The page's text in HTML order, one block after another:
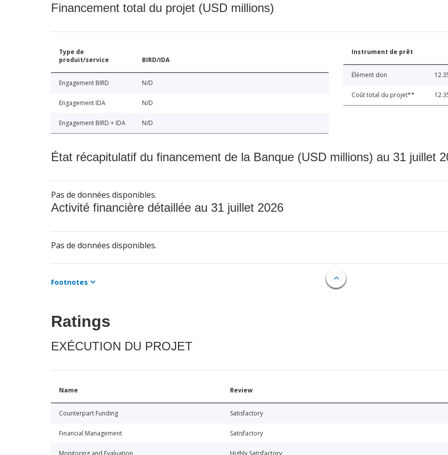
Financement total du projet (USD millions)
Type de
produit/service
BIRD/IDA
Engagement BIRD N/D
Engagement IDA N/D
Engagement BIRD + IDA N/D
Instrument de prêt
Élément don
Coût total du projet**
État récapitulatif du financement de la Banque (USD millions) au 31 juillet
Pas de données disponibles.
Activité financière détaillée au 31 juillet 2026
Pas de données disponibles.
Footnotes
Ratings
EXÉCUTION DU PROJET
Name Review
Counterpart Funding Satisfactory
Financial Management Satisfactory
Monitoring and Evaluation Highly Satisfactory